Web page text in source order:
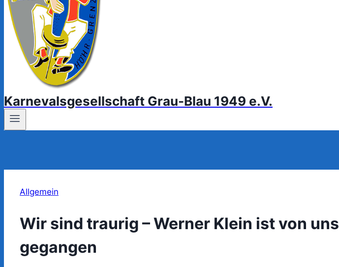
Karnevalsgesellschaft Grau-Blau 1949 e.V.
Allgemein
Wir sind traurig – Werner Klein ist von uns
gegangen